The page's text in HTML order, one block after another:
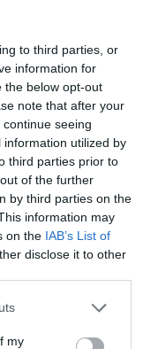
to third parties, or
information for
the below opt-out
note that after your
seeing
utilized by
third parties prior to
of the further
by third parties on the
information may
on the IAB’s List of
disclose it to other
my